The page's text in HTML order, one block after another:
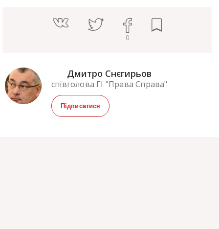
0
Дмитро Снєгирьов
співголова ГІ "Права Справа"
Підписатися